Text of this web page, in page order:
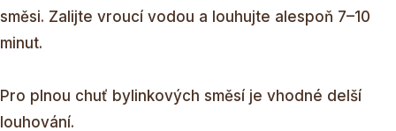
směsi. Zalijte vroucí vodou a louhujte alespoň 7–10
minut.
Pro plnou chuť bylinkových směsí je vhodné delší
louhování.